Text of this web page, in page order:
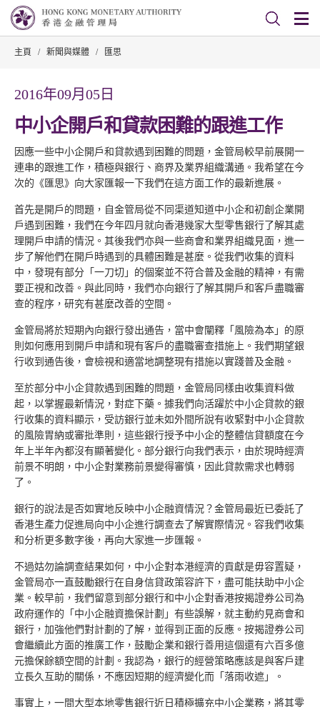
主頁 / 新聞與媒體 / 匯思
2016年09月05日
中小企開戶和貸款困難的跟進工作
因應一些中小企開戶和貸款遇到困難的問題，金管局較早前展開一
連串的跟進工作，積極與銀行、商界及業界組織溝通。我希望在今
次的《匯思》向大家匯報一下我們在這方面工作的最新進展。
首先是開戶的問題，自金管局從不同渠道知道中小企和初創企業開
戶遇到困難，我們在今年四月就向香港幾家大型零售銀行了解其處
理開戶申請的情況。其後我們亦與一些商會和業界組織見面，進一
步了解他們在開戶時遇到的具體困難是甚麼。從我們收集的資料
中，發現有部分「一刀切」的個案並不符合普及金融的精神，有需
要正視和改善。與此同時，我們亦向銀行了解其開戶和客戶盡職審
查的程序，研究有甚麼改善的空間。
金管局將於短期內向銀行發出通告，當中會闡釋「風險為本」的原
則如何應用到開戶申請和現有客戶的盡職審查措施上。我們期望銀
行收到通告後，會檢視和適當地調整現有措施以實踐普及金融。
至於部分中小企貸款遇到困難的問題，金管局同樣由收集資料做
起，以掌握最新情況，對症下藥。據我們向活躍於中小企貸款的銀
行收集的資料顯示，受訪銀行並未如外間所說有收緊對中小企貸款
的風險胃納或審批準則，這些銀行授予中小企的整體信貸額度在今
年上半年內都沒有顯著變化。部分銀行向我們表示，由於現時經濟
前景不明朗，中小企對業務前景變得審慎，因此貸款需求也轉弱
了。
銀行的說法是否如實地反映中小企融資情況？金管局最近已委託了
香港生產力促進局向中小企進行調查去了解實際情況。容我們收集
和分析更多數字後，再向大家進一步匯報。
不過姑勿論調查結果如何，中小企對本港經濟的貢獻是毋容置疑，
金管局亦一直鼓勵銀行在自身信貸政策容許下，盡可能扶助中小企
業。較早前，我們留意到部分銀行和中小企對香港按揭證券公司為
政府運作的「中小企融資擔保計劃」有些誤解，就主動約見商會和
銀行，加強他們對計劃的了解，並得到正面的反應。按揭證券公司
會繼續此方面的推廣工作，鼓勵企業和銀行善用這個還有六百多億
元擔保餘額空間的計劃。我認為，銀行的經營策略應該是與客戶建
立長久互助的關係，不應因短期的經濟變化而「落雨收遮」。
事實上，一間大型本地零售銀行近日積極擴充中小企業務，將其零